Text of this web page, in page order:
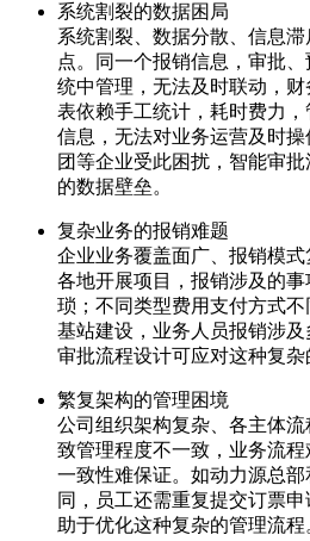
系统割裂的数据困局
系统割裂、数据分散、信息
点。同一个报销信息，审批
统中管理，无法及时联动，
表依赖手工统计，耗时费力
信息，无法对业务运营及时
团等企业受此困扰，智能审
的数据壁垒。
复杂业务的报销难题
企业业务覆盖面广、报销模
各地开展项目，报销涉及的
琐；不同类型费用支付方式
基站建设，业务人员报销涉
审批流程设计可应对这种复杂
繁复架构的管理困境
公司组织架构复杂、各主体
致管理程度不一致，业务流
一致性难保证。如动力源总
同，员工还需重复提交订票
助于优化这种复杂的管理流程